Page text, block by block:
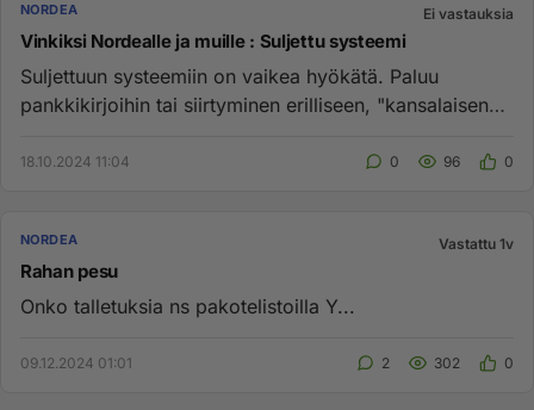
NORDEA Ei vastauksia
Vinkiksi Nordealle ja muille : Suljettu systeemi
Suljettuun systeemiin on vaikea hyökätä. Paluu
pankkikirjoihin tai siirtyminen erilliseen, "kansalaisen
18.10.2024 11:04 0 96 0
NORDEA Vastattu 1v
Rahan pesu
Onko talletuksia ns pakotelistoilla Y...
09.12.2024 01:01 2 302 0